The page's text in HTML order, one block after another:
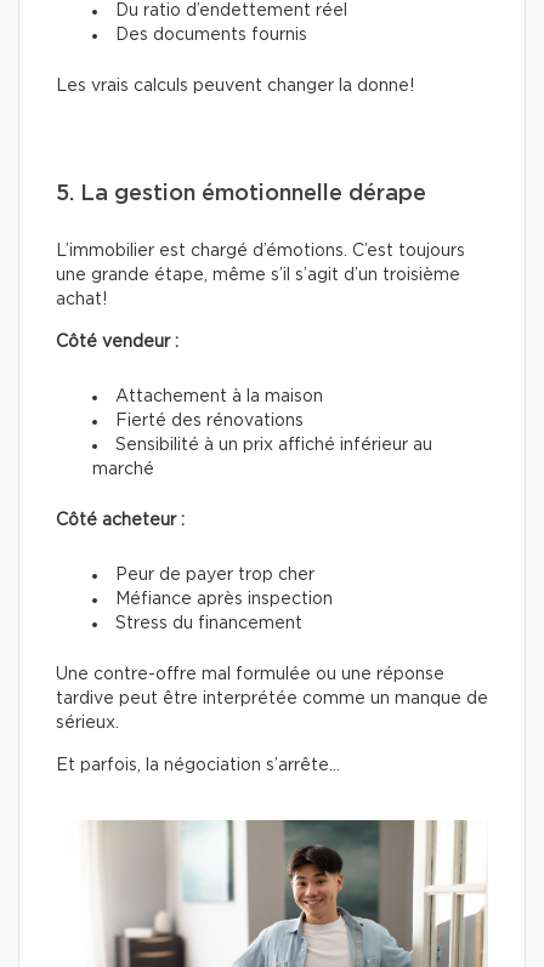
Du ratio d’endettement réel
Des documents fournis
Les vrais calculs peuvent changer la donne!
5. La gestion émotionnelle dérape
L’immobilier est chargé d’émotions. C’est toujours
une grande étape, même s’il s’agit d’un troisième
achat!
Côté vendeur :
Attachement à la maison
Fierté des rénovations
Sensibilité à un prix affiché inférieur au
marché
Côté acheteur :
Peur de payer trop cher
Méfiance après inspection
Stress du financement
Une contre-offre mal formulée ou une réponse
tardive peut être interprétée comme un manque de
sérieux.
Et parfois, la négociation s’arrête…